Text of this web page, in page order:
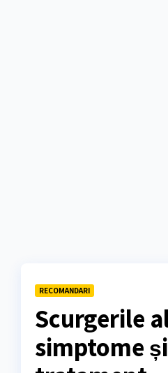
RECOMANDARI
Scurgerile
simptome și